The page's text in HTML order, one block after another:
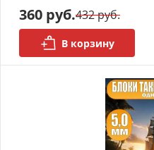
360 руб.432 руб.
В корзину